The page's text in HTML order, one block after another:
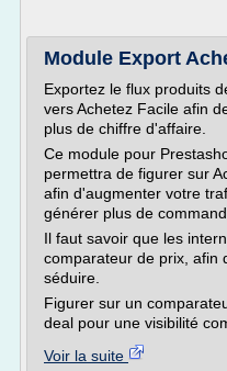
Module Export
Exportez le flux produits
vers Achetez Facile afin
plus de chiffre d'affaire.
Ce module pour
permettra de figurer sur
afin d'augmenter votre
générer plus de
Il faut savoir que les
comparateur de prix, afin
séduire.
Figurer sur un
deal pour une visibilité
Voir la suite